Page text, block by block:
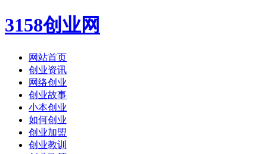
3158创业网
网站首页
创业资讯
网络创业
创业故事
小本创业
如何创业
创业加盟
创业教训